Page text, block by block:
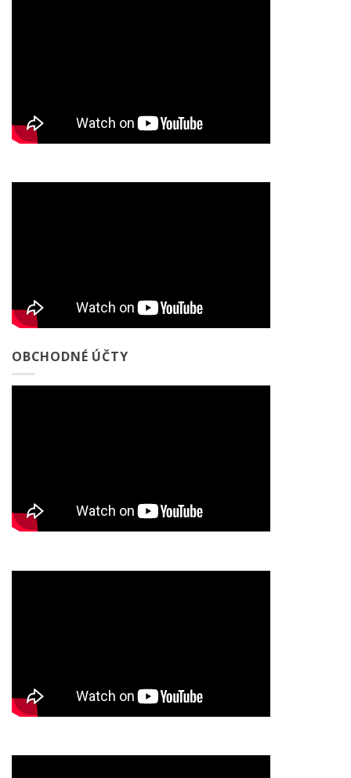
OBCHODNÉ ÚČTY